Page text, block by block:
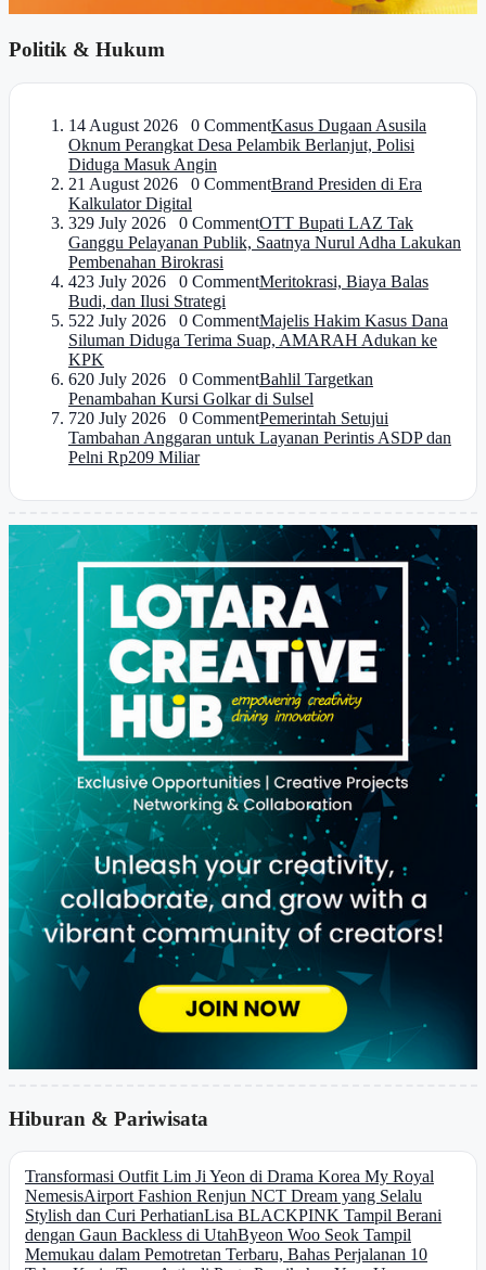
Politik & Hukum
14 August 2026 0 CommentKasus Dugaan Asusila
Oknum Perangkat Desa Pelambik Berlanjut, Polisi
Diduga Masuk Angin
21 August 2026 0 CommentBrand Presiden di Era
Kalkulator Digital
329 July 2026 0 CommentOTT Bupati LAZ Tak
Ganggu Pelayanan Publik, Saatnya Nurul Adha Lakukan
Pembenahan Birokrasi
423 July 2026 0 CommentMeritokrasi, Biaya Balas
Budi, dan Ilusi Strategi
522 July 2026 0 CommentMajelis Hakim Kasus Dana
Siluman Diduga Terima Suap, AMARAH Adukan ke
KPK
620 July 2026 0 CommentBahlil Targetkan
Penambahan Kursi Golkar di Sulsel
720 July 2026 0 CommentPemerintah Setujui
Tambahan Anggaran untuk Layanan Perintis ASDP dan
Pelni Rp209 Miliar
Hiburan & Pariwisata
Transformasi Outfit Lim Ji Yeon di Drama Korea My Royal
NemesisAirport Fashion Renjun NCT Dream yang Selalu
Stylish dan Curi PerhatianLisa BLACKPINK Tampil Berani
dengan Gaun Backless di UtahByeon Woo Seok Tampil
Memukau dalam Pemotretan Terbaru, Bahas Perjalanan 10